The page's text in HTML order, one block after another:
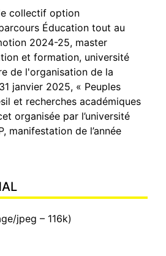
collectif option
Éducation tout au
2024-25, master
et formation, université
de l'organisation de la
janvier 2025, « Peuples
et recherches académiques
organisée par l’université
manifestation de l’année
jpeg – 116k)